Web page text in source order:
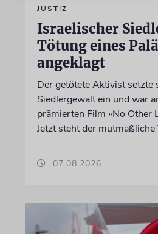
JUSTIZ
Israelischer
Tötung eines
angeklagt
Der getötete Aktivist setzte
Siedlergewalt ein und war
prämierten Film »No Other
Jetzt steht der
07.08.2026